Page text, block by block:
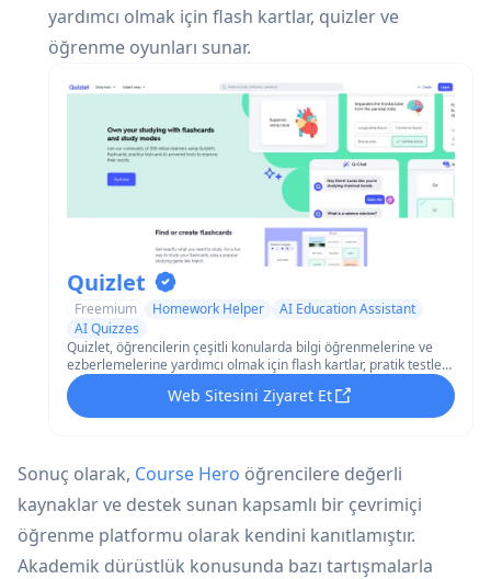
yardımcı olmak için flash kartlar, quizler ve
öğrenme oyunları sunar.
Quizlet
Freemium Homework Helper
AI Education Assistant
AI Quizzes
Quizlet, öğrencilerin çeşitli konularda bilgi öğrenmelerine ve
ezberlemelerine yardımcı olmak için flash kartlar, pratik testler
ve diğer çalışma araçları sunan dijital bir öğrenme
platformudur.
Web Sitesini Ziyaret Et
Sonuç olarak, Course Hero öğrencilere değerli
kaynaklar ve destek sunan kapsamlı bir çevrimiçi
öğrenme platformu olarak kendini kanıtlamıştır.
Akademik dürüstlük konusunda bazı tartışmalarla